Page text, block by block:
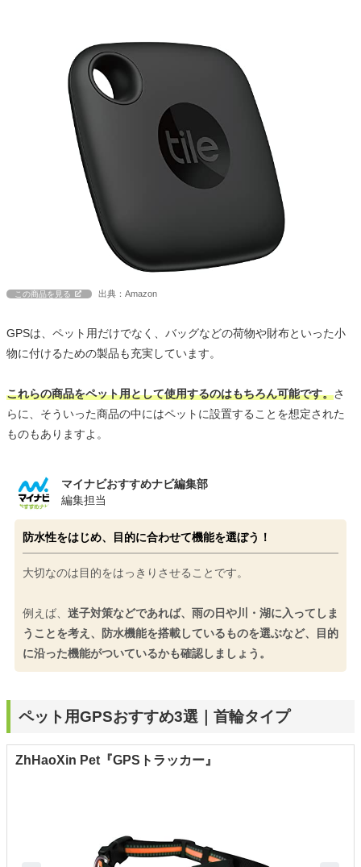
この商品を見る 出典：Amazon
GPSは、ペット用だけでなく、バッグなどの荷物や財布といった小
物に付けるための製品も充実しています。
これらの商品をペット用として使用するのはもちろん可能です。さ
らに、そういった商品の中にはペットに設置することを想定された
ものもありますよ。
マイナビおすすめナビ編集部
編集担当
防水性をはじめ、目的に合わせて機能を選ぼう！
大切なのは目的をはっきりさせることです。
例えば、 迷子対策などであれば、雨の日や川・湖に入ってしま
うことを考え、防水機能を搭載しているものを選ぶなど、目的
に沿った機能がついているかも確認しましょう。
ペット用GPSおすすめ3選｜首輪タイプ
ZhHaoXin Pet『GPSトラッカー』